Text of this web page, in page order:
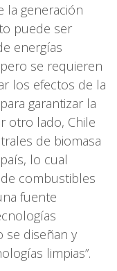
la generación
puede ser
energías
se requieren
los efectos de la
garantizar la
otro lado, Chile
de biomasa
lo cual
combustibles
fuente
se diseñan y
limpias”.